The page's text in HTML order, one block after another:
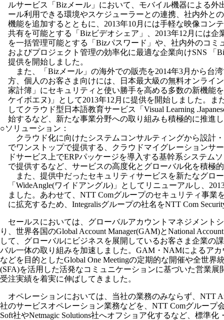
ルサービス「Bizメール」において、モバイル機器による外
ール利用できる環境やスケジューラーとの連携、社内外と
機能を追加するとともに、2013年10月には手軽な映像コン
共有を可能とする「Bizビデオシェア」、2013年12月には企
を一括管理可能とする「Bizパスワード」や、社内外のコミ
およびプロジェクト管理の効率化に最適な企業向けSNS 「
提供を開始しました。
また、「Bizメール」の海外での販売を2014年3月から台
方、個人のお客さま向けには、日本最大級の無料オンライ
家計簿」にセキュリティと使い勝手を高める多数の新機能
ケイボエヌ)」として2013年12月に提供を開始しました。ま
してクラウド型日本語教育サービス「Visual Learning
始するなど、新たな事業分野への取り組みも積極的に推進
○ソリューション：
クラウド化に向けたシステムコンサルティングから設計
でワンストップで提供する、クラウドマイグレーションサ
ドサービス上でERPパッケージを導入する基幹系システム
で提供するなど、サービスの高度化とグローバル化を積極
また、提供中だったセキュリティサービスを新たなグロ
「WideAngle(ワイドアングル)」としてリニューアルし、
ました。あわせて、NTT Comグループのセキュリティ事業
に拡充するため、Integralisグループの社名をNTT Com
セールスにおいては、グローバルアカウントマネジメント
り、世界各国のGlobal Account Manager(GAM)とNational
して、グローバルにビジネスを展開しているお客さま企業の
バル一体の取り組みを加速しました。GAM・NAMによるア
などを目的としたGlobal One Meetingの定期的な開催や全世界
(SFA)を活用した活発なコミュニケーションに基づいた営業展
受注実績を着実に伸ばしてきました。
オペレーションにおいては、当社の業務のみならず、NTT
社のサービスオペレーション業務などを、NTT Comグループ
Soft社やNetmagic Solutions社へオフショア化するなど、標準